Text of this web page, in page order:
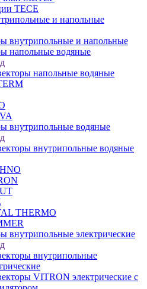
TECE
и напольные
внутрипольные и напольные
напольные водяные
напольные водяные
внутрипольные водяные
внутрипольные водяные
THERMO
внутрипольные электрические
внутрипольные
VITRON электрические с